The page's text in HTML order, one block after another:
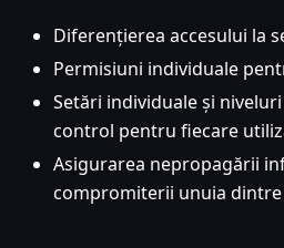
Diferențierea accesului la
Permisiuni individuale
Setări individuale și
control pentru fiecare
Asigurarea nepropagării
compromiterii unuia